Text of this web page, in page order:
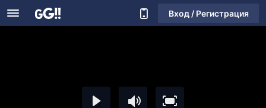
Вход / Регистрация